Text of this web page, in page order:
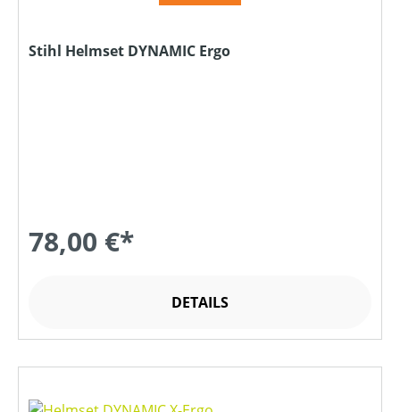
Stihl Helmset DYNAMIC Ergo
78,00 €*
DETAILS